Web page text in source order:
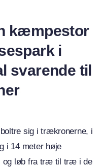
kæmpestor
i
svarende til
sig i trækronerne, i
i 14 meter høje
og løb fra træ til træ i de